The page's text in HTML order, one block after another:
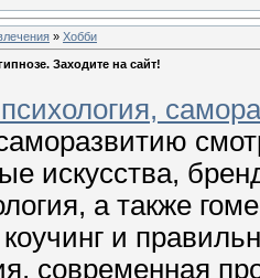
» Хобби
Заходите на сайт!
искусства,
а также
и
современная